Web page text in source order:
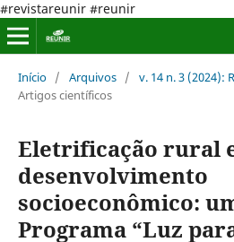
#revistareunir #reunir
Início / Arquivos / v. 14 n. 3 (2024):
Artigos científicos
Eletrificação rural
desenvolvimento
socioeconômico:
Programa “Luz